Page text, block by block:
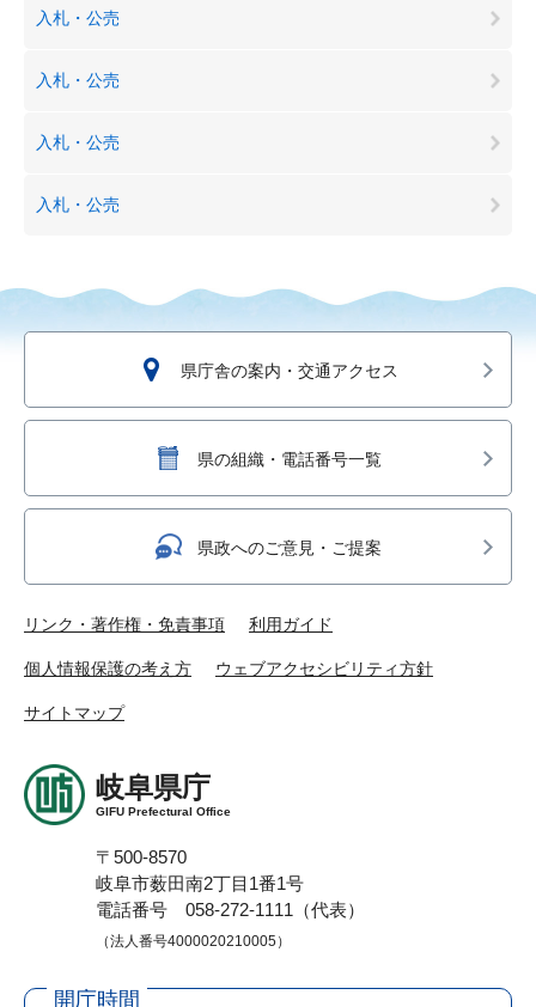
入札・公売
入札・公売
入札・公売
入札・公売
県庁舎の案内・交通アクセス
県の組織・電話番号一覧
県政へのご意見・ご提案
リンク・著作権・免責事項 利用ガイド
個人情報保護の考え方 ウェブアクセシビリティ方針
サイトマップ
岐阜県庁
GIFU Prefectural Office
〒500-8570
岐阜市薮田南2丁目1番1号
電話番号 058-272-1111（代表）
（法人番号4000020210005）
開庁時間